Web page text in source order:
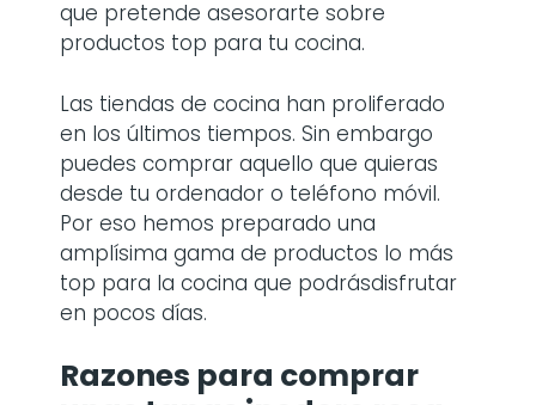
que pretende asesorarte sobre
productos top para tu cocina.
Las tiendas de cocina han proliferado
en los últimos tiempos. Sin embargo
puedes comprar aquello que quieras
desde tu ordenador o teléfono móvil.
Por eso hemos preparado una
amplísima gama de productos lo más
top para la cocina que podrásdisfrutar
en pocos días.
Razones para comprar